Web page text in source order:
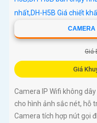
CAMERA
Giá
Giá
Camera IP Wifi không
cho hình ảnh sắc nét, hỗ
Camera tích hợp nút gọi